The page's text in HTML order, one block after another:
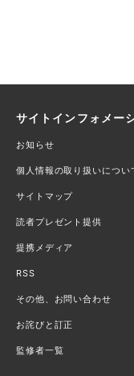
サイトインフォメー
お知らせ
個人情報の取り扱いについ
サイトマップ
読者プレゼント提供
提携メディア
RSS
その他、お問い合わせ
お詫びと訂正
監修者一覧